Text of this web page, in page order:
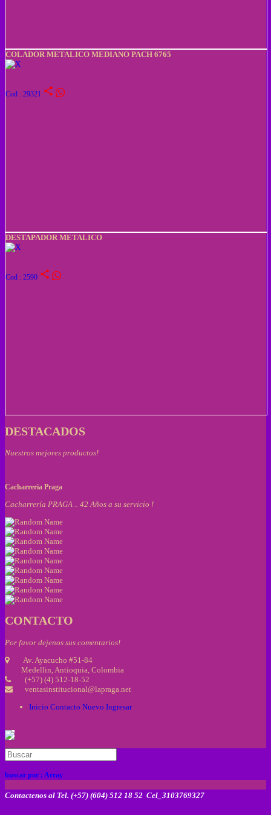
COLADOR METALICO MEDIANO PACH 6765
Cod : 29321 share
DESTAPADOR METALICO
Cod : 2590 share
DESTACADOS
Nuestros mejores productos!
Cacharreria Praga
Cacharrería PRAGA .. 42 Años a su servicio !
CONTACTO
Por favor dejenos sus comentarios!
Av. Ayacucho #51-84
Medellin, Antioquia, Colombia
(+57) (4) 512-18-52
ventasinstitucional@lapraga.net
Inicio Contacto Nuevo Ingresar
buscar por : Array
Contactenos al Tel. (+57) (604) 512 18 52 Cel_3103769327